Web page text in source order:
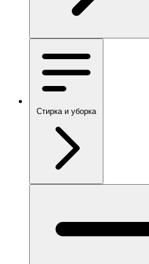
Стирка и уборка